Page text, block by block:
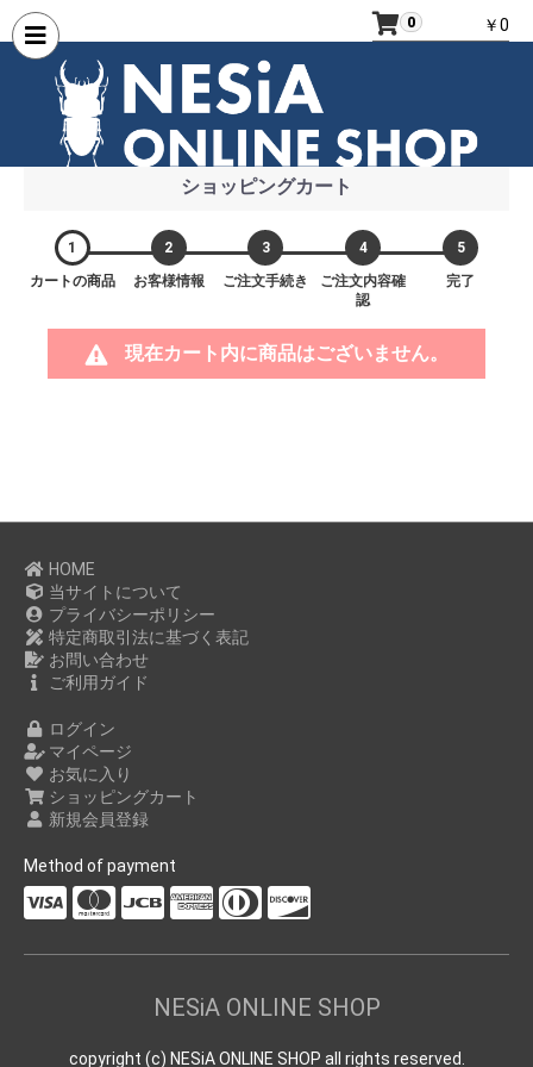
0 ￥0
ショッピングカート
1
カートの商品
2
お客様情報
3
ご注文手続き
4
ご注文内容確
認
5
完了
現在カート内に商品はございません。
HOME
当サイトについて
プライバシーポリシー
特定商取引法に基づく表記
お問い合わせ
ご利用ガイド
ログイン
マイページ
お気に入り
ショッピングカート
新規会員登録
Method of payment
NESiA ONLINE SHOP
copyright (c) NESiA ONLINE SHOP all rights reserved.